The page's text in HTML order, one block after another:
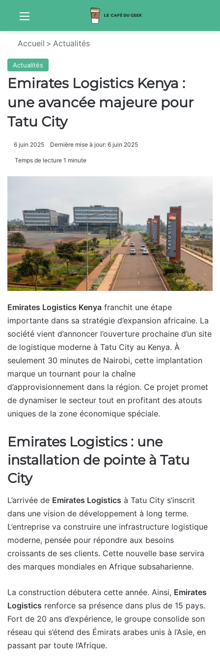
Accueil > Actualités
Actualités
Emirates Logistics Kenya :
une avancée majeure pour
Tatu City
6 juin 2025 Dernière mise à jour: 6 juin 2025
Temps de lecture 1 minute
Emirates Logistics Kenya franchit une étape
importante dans sa stratégie d’expansion africaine. La
société vient d’annoncer l’ouverture prochaine d’un site
de logistique moderne à Tatu City au Kenya. À
seulement 30 minutes de Nairobi, cette implantation
marque un tournant pour la chaîne
d’approvisionnement dans la région. Ce projet promet
de dynamiser le secteur tout en profitant des atouts
uniques de la zone économique spéciale.
Emirates Logistics : une
installation de pointe à Tatu
City
L’arrivée de Emirates Logistics à Tatu City s’inscrit
dans une vision de développement à long terme.
L’entreprise va construire une infrastructure logistique
moderne, pensée pour répondre aux besoins
croissants de ses clients. Cette nouvelle base servira
des marques mondiales en Afrique subsaharienne.
La construction débutera cette année. Ainsi, Emirates
Logistics renforce sa présence dans plus de 15 pays.
Fort de 20 ans d’expérience, le groupe consolide son
réseau qui s’étend des Émirats arabes unis à l’Asie, en
passant par toute l’Afrique.